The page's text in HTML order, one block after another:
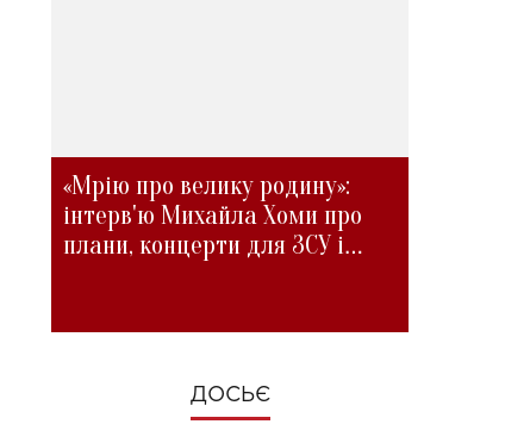
«Мрію про велику родину»:
інтерв'ю Михайла Хоми про
плани, концерти для ЗСУ і
ДОСЬЄ